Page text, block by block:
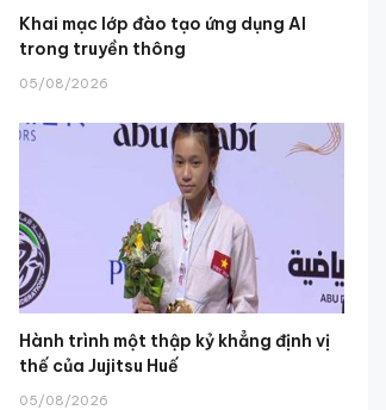
Khai mạc lớp đào tạo ứng dụng AI
trong truyền thông
05/08/2026
Hành trình một thập kỷ khẳng định vị
thế của Jujitsu Huế
05/08/2026